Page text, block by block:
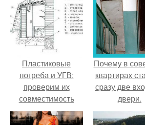
Пластиковые
погреба и УГВ:
проверим их
совместимость
Почему в
квартирах
сразу две
двери.